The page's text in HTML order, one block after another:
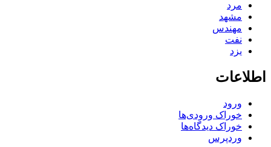
مرد
مشهد
مهندس
نفت
یزد
اطلاعات
ورود
خوراک ورودی‌ها
خوراک دیدگاه‌ها
وردپرس